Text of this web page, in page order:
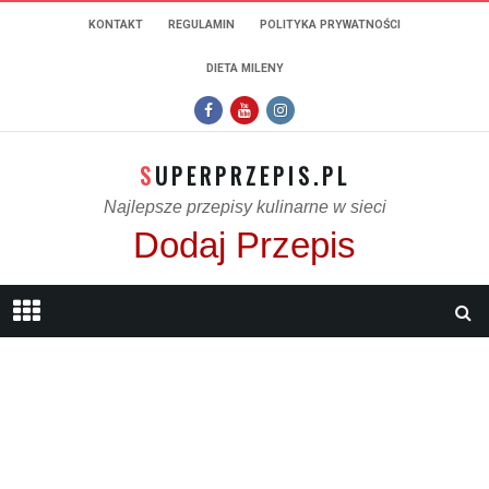
KONTAKT REGULAMIN POLITYKA PRYWATNOŚCI
DIETA MILENY
SUPERPRZEPIS.PL
Najlepsze przepisy kulinarne w sieci
Dodaj Przepis